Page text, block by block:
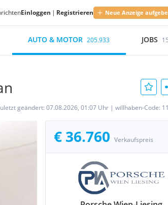
Einloggen | Registrieren Neue Anzeige
AUTO & MOTOR 205.933 JOBS
geändert: 07.08.2026, 01:07 Uhr | willhaben-Code:
€ 36.760 Verkaufspreis